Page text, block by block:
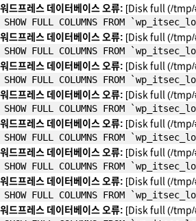
워드프레스 데이터베이스 오류: [Disk full (/tmp/
SHOW FULL COLUMNS FROM
워드프레스 데이터베이스 오류: [Disk full (/tmp/
SHOW FULL COLUMNS FROM
워드프레스 데이터베이스 오류: [Disk full (/tmp/
SHOW FULL COLUMNS FROM
워드프레스 데이터베이스 오류: [Disk full (/tmp/
SHOW FULL COLUMNS FROM
워드프레스 데이터베이스 오류: [Disk full (/tmp/
SHOW FULL COLUMNS FROM
워드프레스 데이터베이스 오류: [Disk full (/tmp/
SHOW FULL COLUMNS FROM
워드프레스 데이터베이스 오류: [Disk full (/tmp/
SHOW FULL COLUMNS FROM
워드프레스 데이터베이스 오류: [Disk full (/tmp/